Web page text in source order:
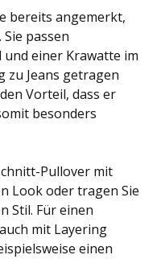
bereits angemerkt,
passen
einer Krawatte im
zu Jeans getragen
Vorteil, dass er
besonders
Pullover mit
Look oder tragen Sie
Stil. Für einen
mit Layering
einen